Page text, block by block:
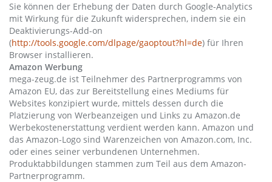
Sie können der Erhebung der Daten durch Google-Analytics
mit Wirkung für die Zukunft widersprechen, indem sie ein
Deaktivierungs-Add-on
(http://tools.google.com/dlpage/gaoptout?hl=de) für Ihren
Browser installieren.
Amazon Werbung
mega-zeug.de ist Teilnehmer des Partnerprogramms von
Amazon EU, das zur Bereitstellung eines Mediums für
Websites konzipiert wurde, mittels dessen durch die
Platzierung von Werbeanzeigen und Links zu Amazon.de
Werbekostenerstattung verdient werden kann. Amazon und
das Amazon-Logo sind Warenzeichen von Amazon.com, Inc.
oder eines seiner verbundenen Unternehmen.
Produktabbildungen stammen zum Teil aus dem Amazon-
Partnerprogramm.